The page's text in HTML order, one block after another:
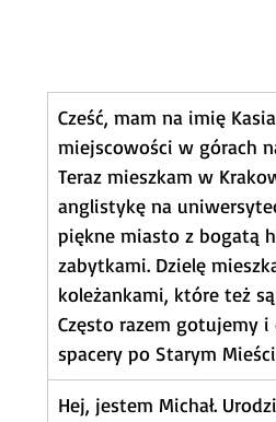
Cześć, mam na imię
miejscowości w górach
Teraz mieszkam w
anglistykę na
piękne miasto z bogatą
zabytkami. Dzielę
koleżankami, które też
Często razem gotujemy i
spacery po Starym
Hej, jestem Michał.